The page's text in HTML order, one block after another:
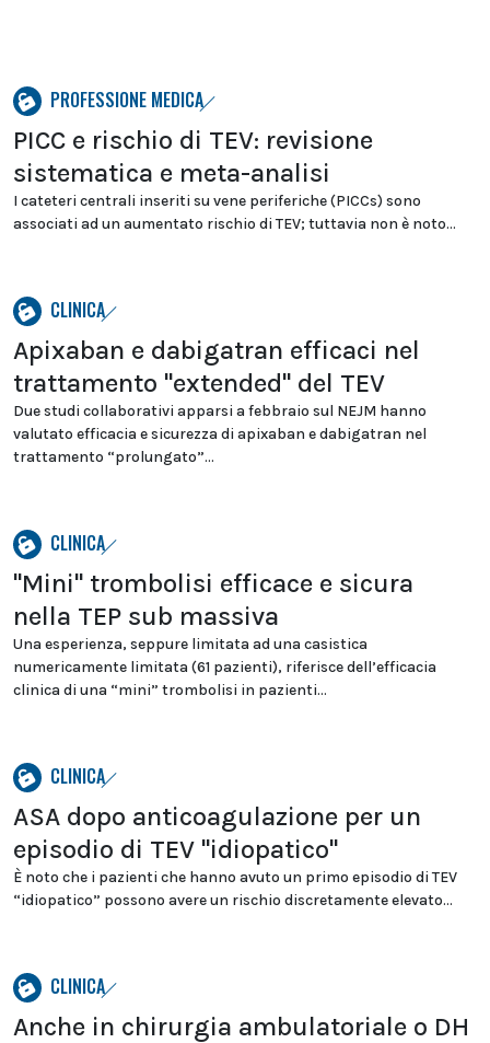
PROFESSIONE MEDICA
PICC e rischio di TEV: revisione
sistematica e meta-analisi
I cateteri centrali inseriti su vene periferiche (PICCs) sono
associati ad un aumentato rischio di TEV; tuttavia non è noto...
CLINICA
Apixaban e dabigatran efficaci nel
trattamento "extended" del TEV
Due studi collaborativi apparsi a febbraio sul NEJM hanno
valutato efficacia e sicurezza di apixaban e dabigatran nel
trattamento “prolungato”...
CLINICA
"Mini" trombolisi efficace e sicura
nella TEP sub massiva
Una esperienza, seppure limitata ad una casistica
numericamente limitata (61 pazienti), riferisce dell’efficacia
clinica di una “mini” trombolisi in pazienti...
CLINICA
ASA dopo anticoagulazione per un
episodio di TEV "idiopatico"
È noto che i pazienti che hanno avuto un primo episodio di TEV
“idiopatico” possono avere un rischio discretamente elevato...
CLINICA
Anche in chirurgia ambulatoriale o DH